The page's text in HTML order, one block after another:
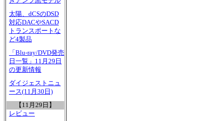
太陽、dCSのDSD
対応DACやSACD
トランスポートな
ど4製品
「Blu-ray/DVD発売
日一覧」11月29日
の更新情報
ダイジェストニュ
ース(11月30日)
【11月29日】
レビュー